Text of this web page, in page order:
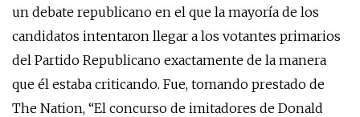
un debate republicano en el que la mayoría de los
candidatos intentaron llegar a los votantes primarios
del Partido Republicano exactamente de la manera
que él estaba criticando. Fue, tomando prestado de
The Nation, “El concurso de imitadores de Donald